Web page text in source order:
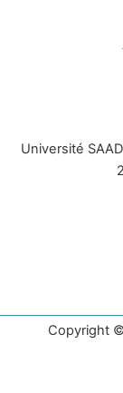
Université
Copyright